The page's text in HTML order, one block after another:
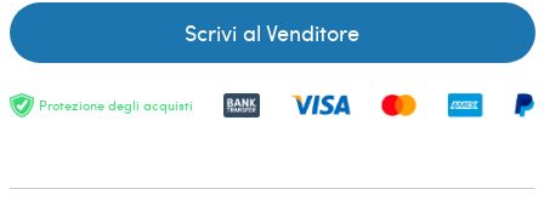
Scrivi al Venditore
Protezione degli acquisti